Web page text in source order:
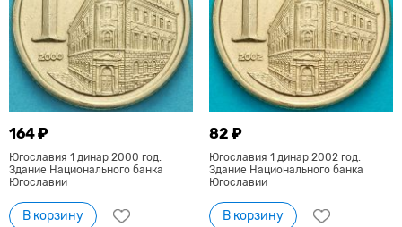
164 ₽
Югославия 1 динар 2000 год.
Здание Национального банка
Югославии
В корзину
82 ₽
Югославия 1 динар 2002 год.
Здание Национального банка
Югославии
В корзину